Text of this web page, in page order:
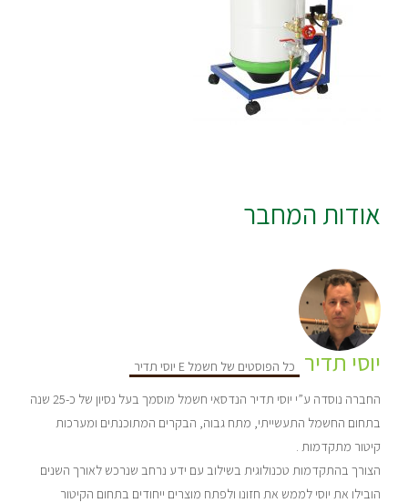
אודות המחבר
יוסי תדיר כל הפוסטים של חשמל E יוסי תדיר
החברה נוסדה ע”י יוסי תדיר הנדסאי חשמל מוסמך בעל נסיון של כ-25 שנה
בתחום החשמל התעשייתי, מתח גבוה, הבקרים המתוכנתים ומערכות
קיטור מתקדמות .
הצורך בהתקדמות טכנולוגית בשילוב עם ידע נרחב שנרכש לאורך השנים
הובילו את יוסי לממש את חזונו ולפתח מוצרים ייחודים בתחום הקיטור